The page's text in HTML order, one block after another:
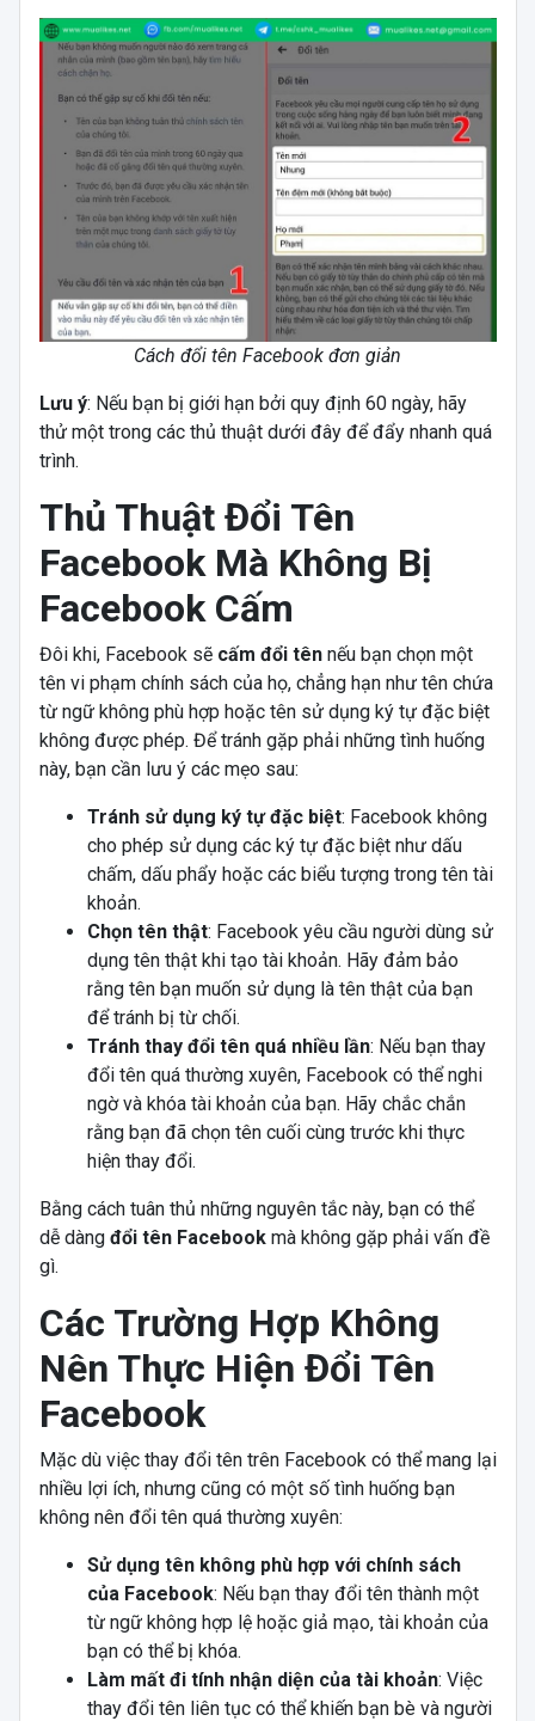
Cách đổi tên Facebook đơn giản
Lưu ý: Nếu bạn bị giới hạn bởi quy định 60 ngày, hãy
thử một trong các thủ thuật dưới đây để đẩy nhanh quá
trình.
Thủ Thuật Đổi Tên
Facebook Mà Không Bị
Facebook Cấm
Đôi khi, Facebook sẽ cấm đổi tênnếu bạn chọn một
tên vi phạm chính sách của họ, chẳng hạn như tên chứa
từ ngữ không phù hợp hoặc tên sử dụng ký tự đặc biệt
không được phép. Để tránh gặp phải những tình huống
này, bạn cần lưu ý các mẹo sau:
Tránh sử dụng ký tự đặc biệt: Facebook không
cho phép sử dụng các ký tự đặc biệt như dấu
chấm, dấu phẩy hoặc các biểu tượng trong tên tài
khoản.
Chọn tên thật: Facebook yêu cầu người dùng sử
dụng tên thật khi tạo tài khoản. Hãy đảm bảo
rằng tên bạn muốn sử dụng là tên thật của bạn
để tránh bị từ chối.
Tránh thay đổi tên quá nhiều lần: Nếu bạn thay
đổi tên quá thường xuyên, Facebook có thể nghi
ngờ và khóa tài khoản của bạn. Hãy chắc chắn
rằng bạn đã chọn tên cuối cùng trước khi thực
hiện thay đổi.
Bằng cách tuân thủ những nguyên tắc này, bạn có thể
dễ dàng đổi tên Facebookmà không gặp phải vấn đề
gì.
Các Trường Hợp Không
Nên Thực Hiện Đổi Tên
Facebook
Mặc dù việc thay đổi tên trên Facebook có thể mang lại
nhiều lợi ích, nhưng cũng có một số tình huống bạn
không nên đổi tên quá thường xuyên:
Sử dụng tên không phù hợp với chính sách
của Facebook: Nếu bạn thay đổi tên thành một
từ ngữ không hợp lệ hoặc giả mạo, tài khoản của
bạn có thể bị khóa.
Làm mất đi tính nhận diện của tài khoản: Việc
thay đổi tên liên tục có thể khiến bạn bè và người